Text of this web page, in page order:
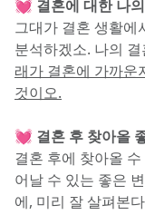
💓 결혼에 대한 나
그대가 결혼 생활에
분석하겠소. 나의
래가 결혼에 가까운
것이오.
💓 결혼 후 찾아올
결혼 후에 찾아올
어날 수 있는 좋은
에, 미리 잘 살펴본